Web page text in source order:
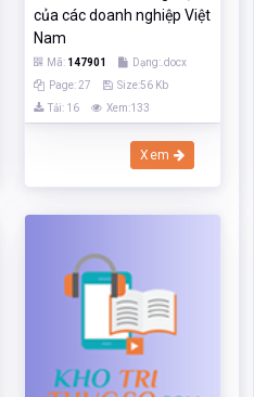
của các doanh nghiệp Việt
Nam
Mã: 147901
Dạng:.docx
Page: 27
Size:56 Kb
Tải: 16
Xem:133
Xem